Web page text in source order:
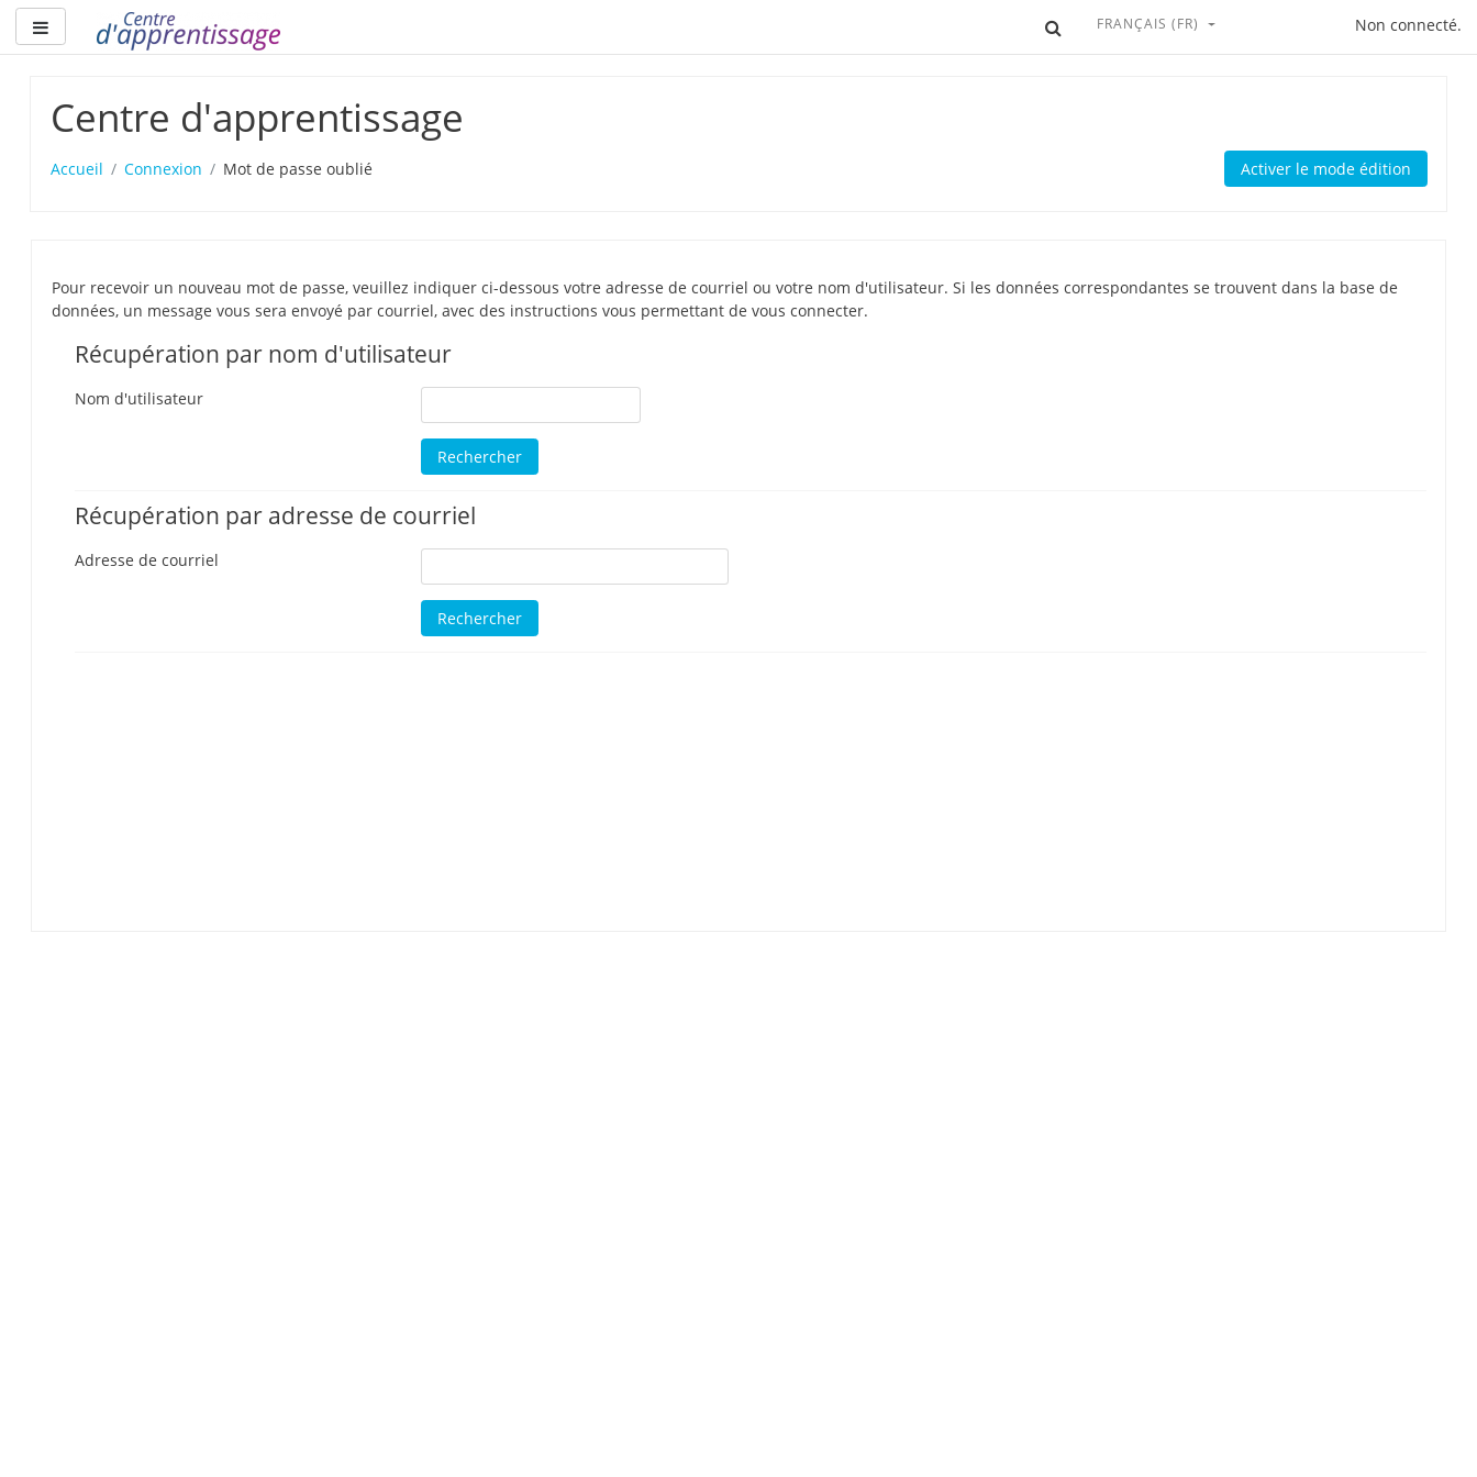
Passer
contenu
Panneau latéral Non connecté.
Activer/désactiver la saisie de recherche
FRANÇAIS ‎(FR)‎
Centre d'apprentissage
Accueil Connexion Mot de passe oublié Activer le mode édition
Pour recevoir un nouveau mot de passe, veuillez indiquer ci-dessous votre adresse de courriel ou votre nom d'utilisateur. Si les données correspondantes se trouvent dans la base de
données, un message vous sera envoyé par courriel, avec des instructions vous permettant de vous connecter.
Récupération par nom d'utilisateur
Nom d'utilisateur
Récupération par adresse de courriel
Adresse de courriel